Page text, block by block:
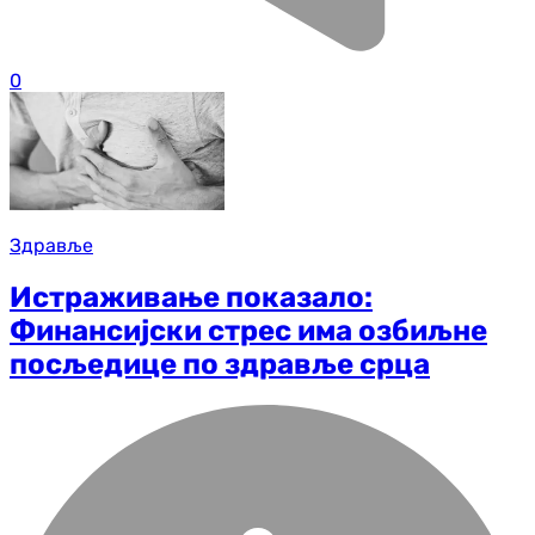
0
Здравље
Истраживање показало:
Финансијски стрес има озбиљне
посљедице по здравље срца